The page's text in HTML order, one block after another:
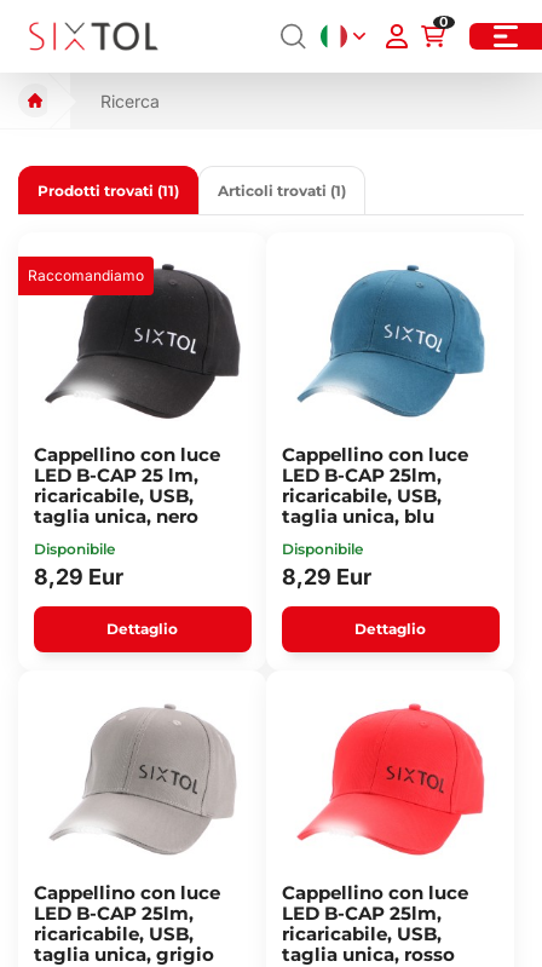
0
Ricerca
Prodotti trovati (11) Articoli trovati (1)
Raccomandiamo
Cappellino con luce
LED B-CAP 25 lm,
ricaricabile, USB,
taglia unica, nero
Disponibile
8,29 Eur
Dettaglio
Cappellino con luce
LED B-CAP 25lm,
ricaricabile, USB,
taglia unica, blu
Disponibile
8,29 Eur
Dettaglio
Cappellino con luce
LED B-CAP 25lm,
ricaricabile, USB,
taglia unica, grigio
Cappellino con luce
LED B-CAP 25lm,
ricaricabile, USB,
taglia unica, rosso